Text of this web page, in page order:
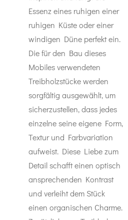
Essenz eines ruhigen einer
ruhigen Küste oder einer
windigen Düne perfekt ein.
Die für den Bau dieses
Mobiles verwendeten
Treibholzstücke werden
sorgfältig ausgewählt, um
sicherzustellen, dass jedes
einzelne seine eigene Form,
Textur und Farbvariation
aufweist. Diese Liebe zum
Detail schafft einen optisch
ansprechenden Kontrast
und verleiht dem Stück
einen organischen Charme.